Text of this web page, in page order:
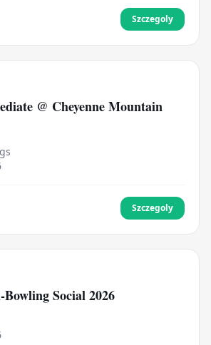
Szczegoly
@ Cheyenne Mountain
Szczegoly
Social 2026